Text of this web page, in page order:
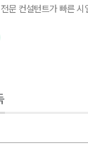
문 컨설턴트가 빠른